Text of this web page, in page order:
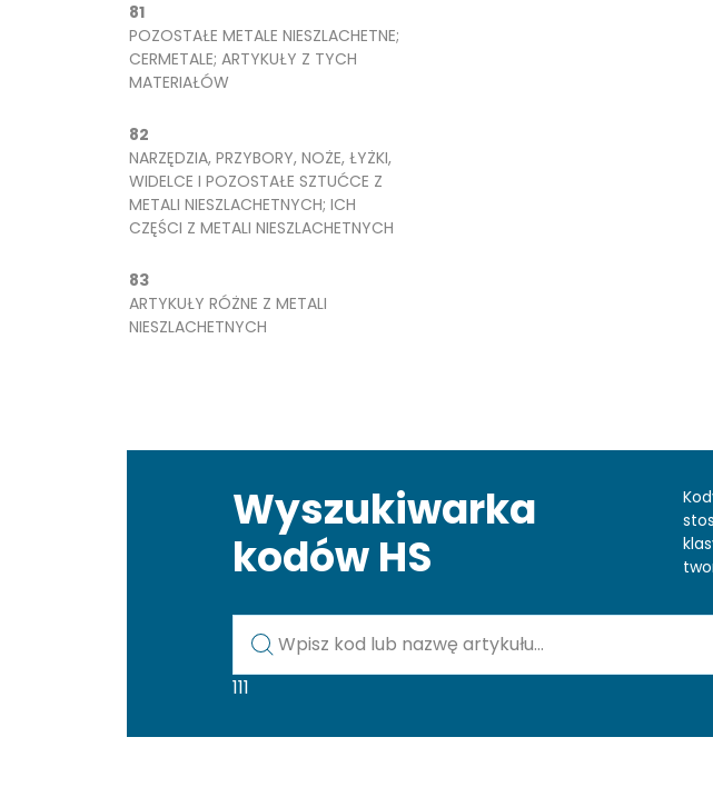
81
POZOSTAŁE METALE NIESZLACHETNE;
CERMETALE; ARTYKUŁY Z TYCH
MATERIAŁÓW
82
NARZĘDZIA, PRZYBORY, NOŻE, ŁYŻKI,
WIDELCE I POZOSTAŁE SZTUĆCE Z
METALI NIESZLACHETNYCH; ICH
CZĘŚCI Z METALI NIESZLACHETNYCH
83
ARTYKUŁY RÓŻNE Z METALI
NIESZLACHETNYCH
Wyszukiwarka
kodów HS
111